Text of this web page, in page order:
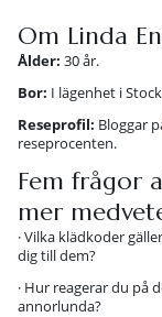
Om Linda
Ålder: 30 år.
Bor: I lägenhet i
Reseprofil: Bloggar
reseprocenten.
Fem frågor
mer
· Vilka klädkoder
dig till dem?
· Hur reagerar du på
annorlunda?